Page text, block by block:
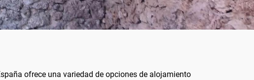
ofrece una variedad de opciones de alojamiento